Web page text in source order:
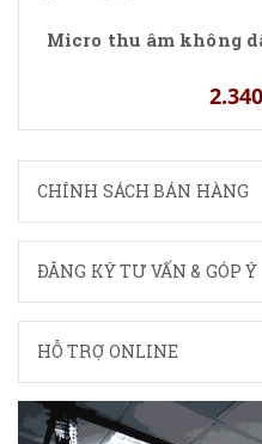
Micro thu âm không
CHÍNH SÁCH BÁN HÀNG
ĐĂNG KÝ TƯ VẤN & GÓP Ý
HỖ TRỢ ONLINE